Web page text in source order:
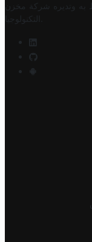
وتديره
شركة مخزن
التكنولوجيا